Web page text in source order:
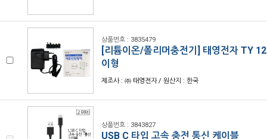
상품번호 : 3835479
[리튬이온/폴리머충전기] 태영전자 TY
이형
제조사 : ㈜ 태영전자 / 원산지 : 한국
상품번호 : 3843827
USB C 타입 고속 충전 통신 케이블